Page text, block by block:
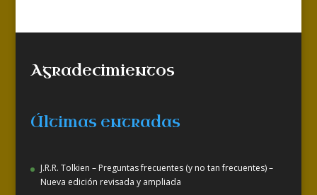
Agradecimientos
Últimas entradas
J.R.R. Tolkien – Preguntas frecuentes (y no tan frecuentes) –
Nueva edición revisada y ampliada